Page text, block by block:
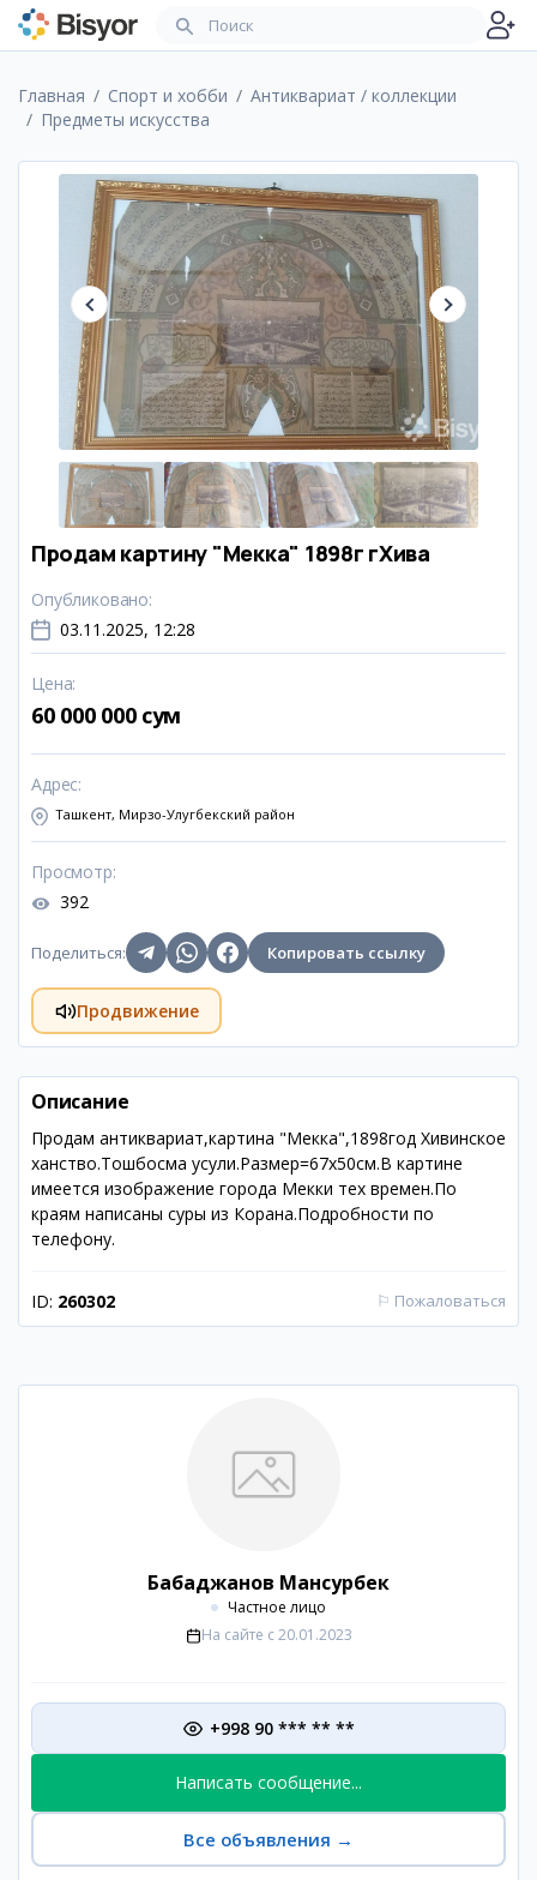
Главная Спорт и хобби
Антиквариат / коллекции
Предметы искусства
Продам картину "Мекка" 1898г гХива
Опубликовано:
03.11.2025, 12:28
Цена:
60 000 000 сум
Адрес:
Ташкент, Мирзо-Улугбекский район
Просмотр:
392
Поделиться: Копировать ссылку
Продвижение
Описание
Продам антиквариат,картина "Мекка",1898год Хивинское
ханство.Тошбосма усули.Размер=67х50см.В картине
имеется изображение города Мекки тех времен.По
краям написаны суры из Корана.Подробности по
телефону.
ID: 260302 ⚐ Пожаловаться
Бабаджанов Мансурбек
Частное лицо
На сайте с 20.01.2023
+998 90 *** ** **
Написать сообщение...
Все объявления →